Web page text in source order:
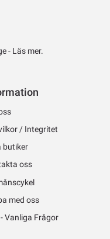
- Läs mer.
/ Integritet
butiker
oss
med oss
- Vanliga Frågor